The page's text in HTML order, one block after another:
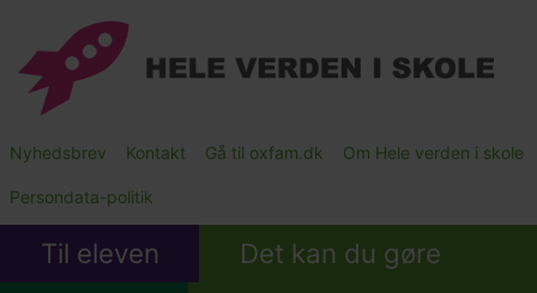
hovedindhold
Main
Submenu
Nyhedsbrev Kontakt Gå til oxfam.dk Om Hele verden i skole
Persondata-politik
Til eleven
Det kan du gøre